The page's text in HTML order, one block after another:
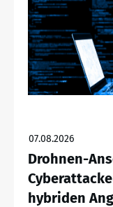
07.08.2026
Drohnen-
hybriden